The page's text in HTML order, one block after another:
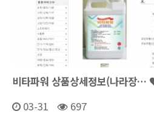
비타파워 상품상세정보(나라장…
03-31
697